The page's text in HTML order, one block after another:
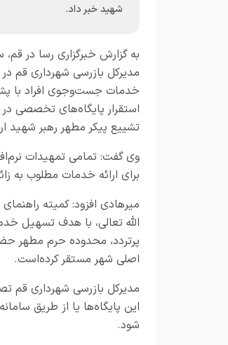
شهید خبر داد.
به گزارش خبرگزاری رسا در
مدیرکل بازرسی شهرداری قم در
استقرار پایگاه‌های تخصصی
تشییع پیکر مطهر رهبر شهید
وی گفت: تمامی تمهیدات
برای ارائه خدمات مطلوب به
میرهادی افزود: کمیته
پرتردد، محدوده حرم مطهر
اصلی شهر مستقر کرده‌است.
مدیرکل بازرسی شهرداری قم
شود.